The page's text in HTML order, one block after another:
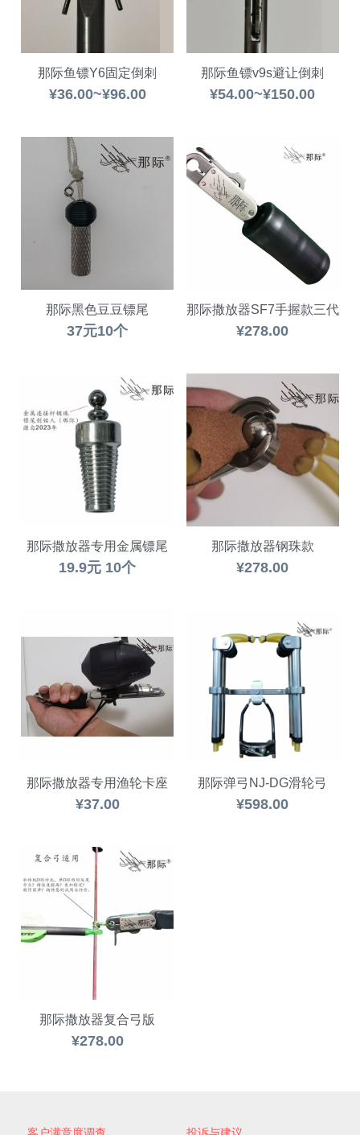
那际鱼镖Y6固定倒刺
¥36.00~¥96.00
那际鱼镖v9s避让倒刺
¥54.00~¥150.00
那际黑色豆豆镖尾
37元10个
那际撒放器SF7手握款三代
¥278.00
那际撒放器专用金属镖尾
19.9元 10个
那际撒放器钢珠款
¥278.00
那际撒放器专用渔轮卡座
¥37.00
那际弹弓NJ-DG滑轮弓
¥598.00
那际撒放器复合弓版
¥278.00